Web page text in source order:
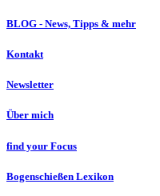
BLOG - News, Tipps & mehr
Kontakt
Newsletter
Über mich
find your Focus
Bogenschießen Lexikon